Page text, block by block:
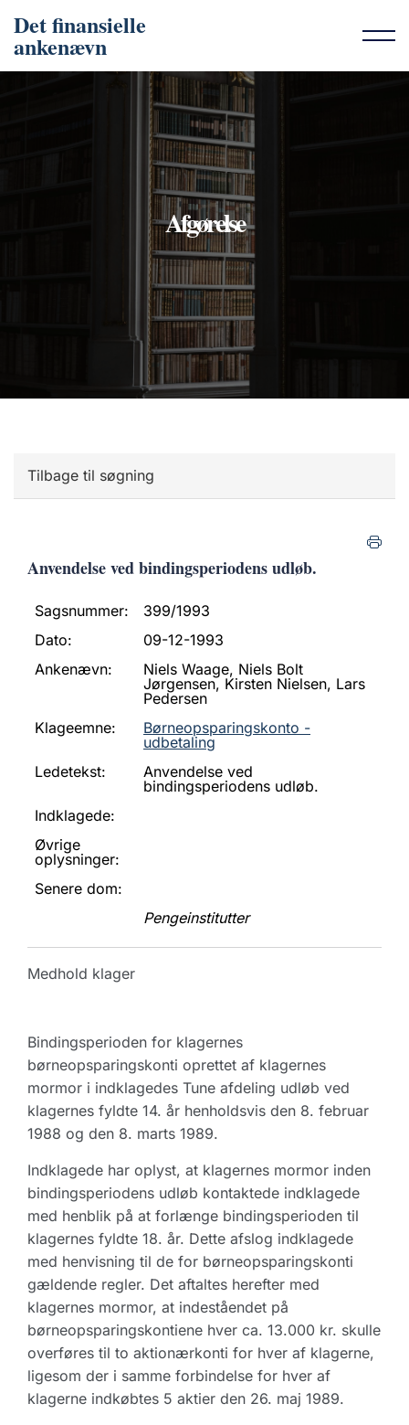
Det finansielle
ankenævn
Afgørelse
Tilbage til søgning
Anvendelse ved bindingsperiodens udløb.
Sagsnummer:
399/1993
Dato:
09-12-1993
Ankenævn:
Niels Waage, Niels Bolt
Jørgensen, Kirsten Nielsen, Lars
Pedersen
Klageemne:
Børneopsparingskonto -
udbetaling
Ledetekst:
Anvendelse ved
bindingsperiodens udløb.
Indklagede:
Øvrige
oplysninger:
Senere dom:
Pengeinstitutter
Medhold klager
Bindingsperioden for klagernes
børneopsparingskonti oprettet af klagernes
mormor i indklagedes Tune afdeling udløb ved
klagernes fyldte 14. år henholdsvis den 8. februar
1988 og den 8. marts 1989.
Indklagede har oplyst, at klagernes mormor inden
bindingsperiodens udløb kontaktede indklagede
med henblik på at forlænge bindingsperioden til
klagernes fyldte 18. år. Dette afslog indklagede
med henvisning til de for børneopsparingskonti
gældende regler. Det aftaltes herefter med
klagernes mormor, at indeståendet på
børneopsparingskontiene hver ca. 13.000 kr. skulle
overføres til to aktionærkonti for hver af klagerne,
ligesom der i samme forbindelse for hver af
klagerne indkøbtes 5 aktier den 26. maj 1989.